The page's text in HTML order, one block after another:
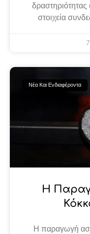
στοιχεία
Νέα Και Ενδιαφέροντα
Η
Η παραγωγή